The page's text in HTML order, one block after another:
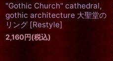
"Gothic Church" cathedral,
gothic architecture 大聖堂の
リング [Restyle]
2,160円(税込)